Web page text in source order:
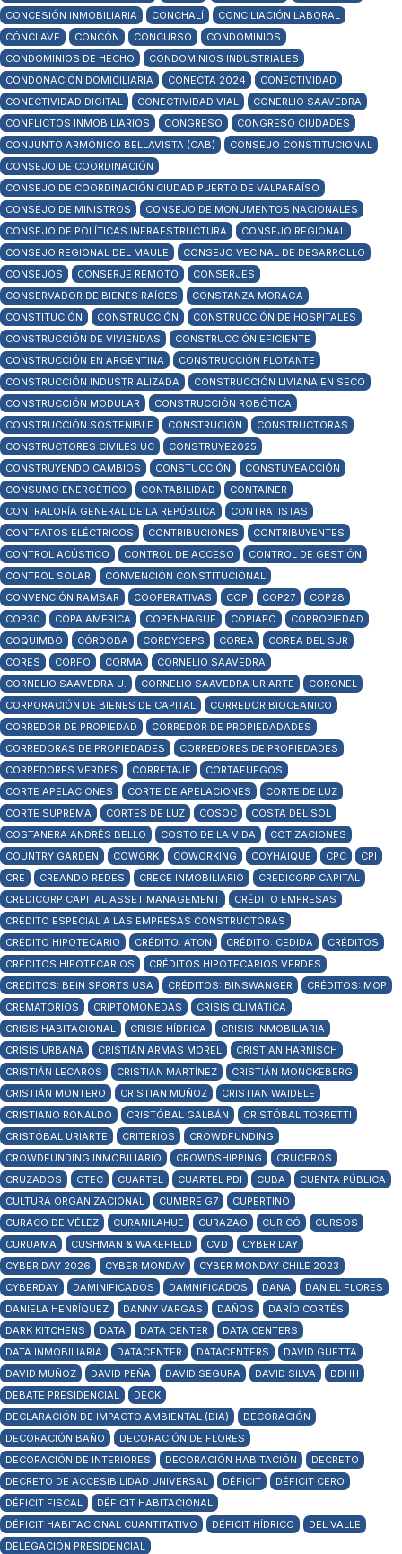
CONCESIÓN INMOBILIARIA
CONCHALÍ
CONCILIACIÓN LABORAL
CÓNCLAVE
CONCÓN CONCURSO
CONDOMINIOS
CONDOMINIOS DE HECHO
CONDOMINIOS INDUSTRIALES
CONDONACIÓN DOMICILIARIA
CONECTA 2024
CONECTIVIDAD
CONECTIVIDAD DIGITAL
CONECTIVIDAD VIAL
CONERLIO SAAVEDRA
CONFLICTOS INMOBILIARIOS
CONGRESO
CONGRESO CIUDADES
CONJUNTO ARMÓNICO BELLAVISTA (CAB)
CONSEJO CONSTITUCIONAL
CONSEJO DE COORDINACIÓN
CONSEJO DE COORDINACIÓN CIUDAD PUERTO DE VALPARAÍSO
CONSEJO DE MINISTROS
CONSEJO DE MONUMENTOS NACIONALES
CONSEJO DE POLÍTICAS INFRAESTRUCTURA
CONSEJO REGIONAL
CONSEJO REGIONAL DEL MAULE
CONSEJO VECINAL DE DESARROLLO
CONSEJOS
CONSERJE REMOTO
CONSERJES
CONSERVADOR DE BIENES RAÍCES
CONSTANZA MORAGA
CONSTITUCIÓN
CONSTRUCCIÓN
CONSTRUCCIÓN DE HOSPITALES
CONSTRUCCIÓN DE VIVIENDAS
CONSTRUCCIÓN EFICIENTE
CONSTRUCCIÓN EN ARGENTINA
CONSTRUCCIÓN FLOTANTE
CONSTRUCCIÓN INDUSTRIALIZADA
CONSTRUCCIÓN LIVIANA EN SECO
CONSTRUCCIÓN MODULAR
CONSTRUCCIÓN ROBÓTICA
CONSTRUCCIÓN SOSTENIBLE
CONSTRUCIÓN
CONSTRUCTORAS
CONSTRUCTORES CIVILES UC
CONSTRUYE2025
CONSTRUYENDO CAMBIOS
CONSTUCCIÓN
CONSTUYEACCIÓN
CONSUMO ENERGÉTICO
CONTABILIDAD
CONTAINER
CONTRALORÍA GENERAL DE LA REPÚBLICA
CONTRATISTAS
CONTRATOS ELÉCTRICOS
CONTRIBUCIONES
CONTRIBUYENTES
CONTROL ACÚSTICO
CONTROL DE ACCESO
CONTROL DE GESTIÓN
CONTROL SOLAR
CONVENCIÓN CONSTITUCIONAL
CONVENCIÓN RAMSAR
COOPERATIVAS COP COP27
COP28
COP30
COPA AMÉRICA COPENHAGUE COPIAPÓ
COPROPIEDAD
COQUIMBO
CÓRDOBA CORDYCEPS COREA
COREA DEL SUR
CORES
CORFO CORMA
CORNELIO SAAVEDRA
CORNELIO SAAVEDRA U.
CORNELIO SAAVEDRA URIARTE
CORONEL
CORPORACIÓN DE BIENES DE CAPITAL
CORREDOR BIOCEANICO
CORREDOR DE PROPIEDAD
CORREDOR DE PROPIEDADADES
CORREDORAS DE PROPIEDADES
CORREDORES DE PROPIEDADES
CORREDORES VERDES
CORRETAJE
CORTAFUEGOS
CORTE APELACIONES
CORTE DE APELACIONES
CORTE DE LUZ
CORTE SUPREMA
CORTES DE LUZ COSOC
COSTA DEL SOL
COSTANERA ANDRÉS BELLO
COSTO DE LA VIDA
COTIZACIONES
COUNTRY GARDEN
COWORK COWORKING COYHAIQUE CPC
CPI
CRE
CREANDO REDES CRECE INMOBILIARIO
CREDICORP CAPITAL
CREDICORP CAPITAL ASSET MANAGEMENT
CRÉDITO EMPRESAS
CRÉDITO ESPECIAL A LAS EMPRESAS CONSTRUCTORAS
CRÉDITO HIPOTECARIO
CRÉDITO: ATON CRÉDITO: CEDIDA
CRÉDITOS
CRÉDITOS HIPOTECARIOS
CRÉDITOS HIPOTECARIOS VERDES
CREDITOS: BEIN SPORTS USA
CRÉDITOS: BINSWANGER
CRÉDITOS: MOP
CREMATORIOS
CRIPTOMONEDAS
CRISIS CLIMÁTICA
CRISIS HABITACIONAL
CRISIS HÍDRICA
CRISIS INMOBILIARIA
CRISIS URBANA
CRISTIÁN ARMAS MOREL
CRISTIAN HARNISCH
CRISTIÁN LECAROS
CRISTIÁN MARTÍNEZ
CRISTIÁN MONCKEBERG
CRISTIÁN MONTERO
CRISTIAN MUÑOZ
CRISTIAN WAIDELE
CRISTIANO RONALDO
CRISTÓBAL GALBÁN
CRISTÓBAL TORRETTI
CRISTÓBAL URIARTE
CRITERIOS
CROWDFUNDING
CROWDFUNDING INMOBILIARIO
CROWDSHIPPING
CRUCEROS
CRUZADOS
CTEC CUARTEL CUARTEL PDI CUBA
CUENTA PÚBLICA
CULTURA ORGANIZACIONAL
CUMBRE G7
CUPERTINO
CURACO DE VÉLEZ
CURANILAHUE CURAZAO CURICÓ
CURSOS
CURUAMA
CUSHMAN & WAKEFIELD CVD
CYBER DAY
CYBER DAY 2026
CYBER MONDAY
CYBER MONDAY CHILE 2023
CYBERDAY
DAMINIFICADOS DAMNIFICADOS DANA
DANIEL FLORES
DANIELA HENRÍQUEZ
DANNY VARGAS DAÑOS
DARÍO CORTÉS
DARK KITCHENS
DATA DATA CENTER
DATA CENTERS
DATA INMOBILIARIA
DATACENTER DATACENTERS
DAVID GUETTA
DAVID MUÑOZ
DAVID PEÑA DAVID SEGURA DAVID SILVA
DDHH
DEBATE PRESIDENCIAL
DECK
DECLARACIÓN DE IMPACTO AMBIENTAL (DIA)
DECORACIÓN
DECORACIÓN BAÑO
DECORACIÓN DE FLORES
DECORACIÓN DE INTERIORES
DECORACIÓN HABITACIÓN
DECRETO
DECRETO DE ACCESIBILIDAD UNIVERSAL
DÉFICIT
DÉFICIT CERO
DÉFICIT FISCAL
DÉFICIT HABITACIONAL
DÉFICIT HABITACIONAL CUANTITATIVO
DÉFICIT HÍDRICO
DEL VALLE
DELEGACIÓN PRESIDENCIAL